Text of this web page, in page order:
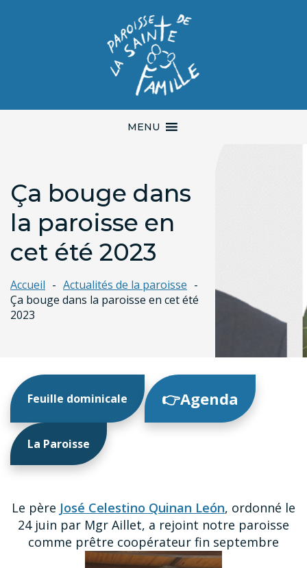
MENU
Ça bouge dans
la paroisse en
cet été 2023
Accueil
Actualités de la paroisse
Ça bouge dans la paroisse en cet été
2023
Feuille dominicale 👉Agenda
La Paroisse
Le père José Celestino Quinan León, ordonné le
24 juin par Mgr Aillet, a rejoint notre paroisse
comme prêtre coopérateur fin septembre